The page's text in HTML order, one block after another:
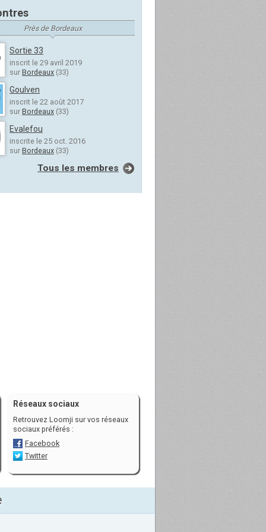
Près de Bordeaux
Sortie 33
inscrit le 29 avril 2019
sur Bordeaux (33)
Goulven
inscrit le 22 août 2017
sur Bordeaux (33)
Evalefou
inscrite le 25 oct. 2016
sur Bordeaux (33)
Tous les membres
Réseaux sociaux
Retrouvez Loomji sur vos réseaux
sociaux préférés :
Facebook
Twitter